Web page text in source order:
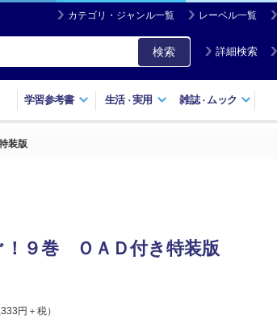
カテゴリ・ジャンル一覧 レーベル一覧
検索 詳細検索
学習参考書 生活・実用 雑誌・ ムック
装版
！９巻 ＯＡＤ付き特装版
円＋税）